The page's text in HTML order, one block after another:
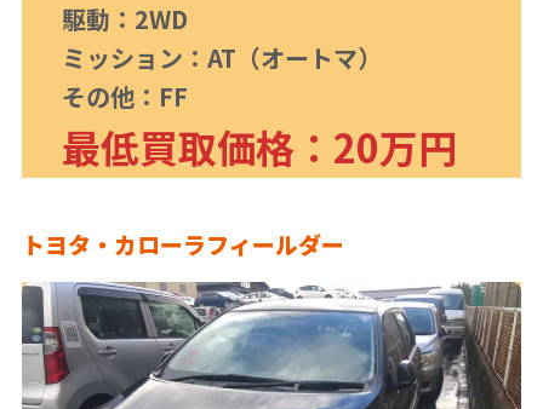
駆動：2WD
ミッション：AT（オートマ）
その他：FF
最低買取価格：20万円
トヨタ・カローラフィールダー